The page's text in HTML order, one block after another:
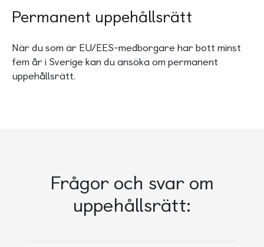
Permanent uppehållsrätt
När du som är EU/EES-medborgare har bott minst
fem år i Sverige kan du ansöka om permanent
uppehållsrätt.
Frågor och svar om
uppehållsrätt: